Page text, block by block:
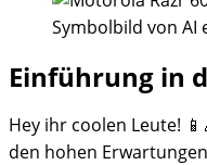
Symbolbild von AI
Einführung in
Hey ihr coolen Leute!
den hohen